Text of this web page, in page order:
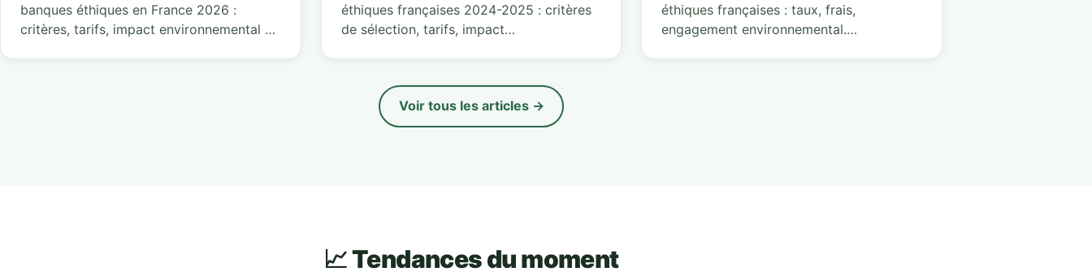
banques éthiques en France 2026 :
critères, tarifs, impact environnemental et
éthiques françaises 2024-2025 : critères
de sélection, tarifs, impact
éthiques françaises : taux, frais,
engagement environnemental.
Voir tous les articles →
📈 Tendances du moment